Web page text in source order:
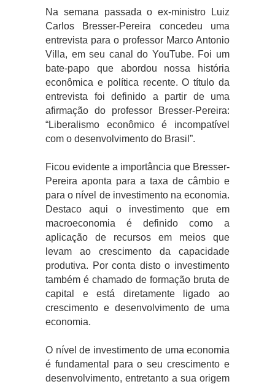
Na semana passada o ex-ministro Luiz
Carlos Bresser-Pereira concedeu uma
entrevista para o professor Marco Antonio
Villa, em seu canal do YouTube. Foi um
bate-papo que abordou nossa história
econômica e política recente. O título da
entrevista foi definido a partir de uma
afirmação do professor Bresser-Pereira:
“Liberalismo econômico é incompatível
com o desenvolvimento do Brasil”.
Ficou evidente a importância que Bresser-
Pereira aponta para a taxa de câmbio e
para o nível de investimento na economia.
Destaco aqui o investimento que em
macroeconomia é definido como a
aplicação de recursos em meios que
levam ao crescimento da capacidade
produtiva. Por conta disto o investimento
também é chamado de formação bruta de
capital e está diretamente ligado ao
crescimento e desenvolvimento de uma
economia.
O nível de investimento de uma economia
é fundamental para o seu crescimento e
desenvolvimento, entretanto a sua origem